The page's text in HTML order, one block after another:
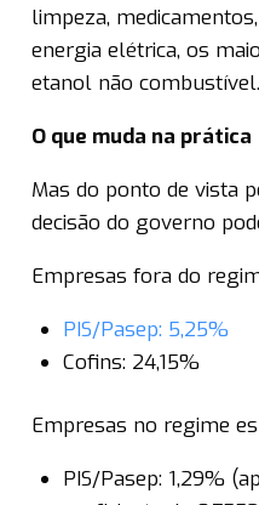
limpeza,
energia elétrica, os
etanol não combustível.
O que muda na prática
Mas do ponto de vista
decisão do governo
Empresas fora do
PIS/Pasep: 5,25%
Cofins: 24,15%
Empresas no regime
PIS/Pasep: 1,29%